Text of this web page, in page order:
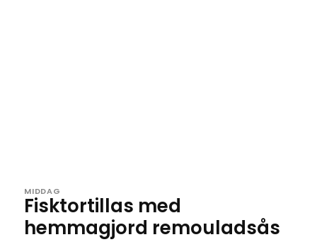
MIDDAG
Fisktortillas med
hemmagjord remouladsås